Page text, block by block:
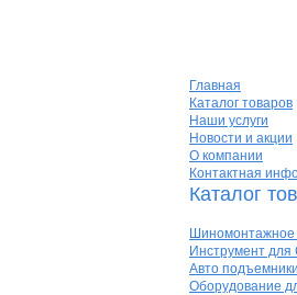
Главная
Каталог товаров
Наши услуги
Новости и акции
О компании
Контактная
Каталог
Шиномонтажное
Инструмент
Авто подъемники
Оборудование